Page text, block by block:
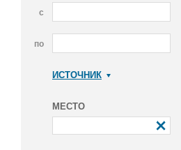
с
по
ИСТОЧНИК
МЕСТО